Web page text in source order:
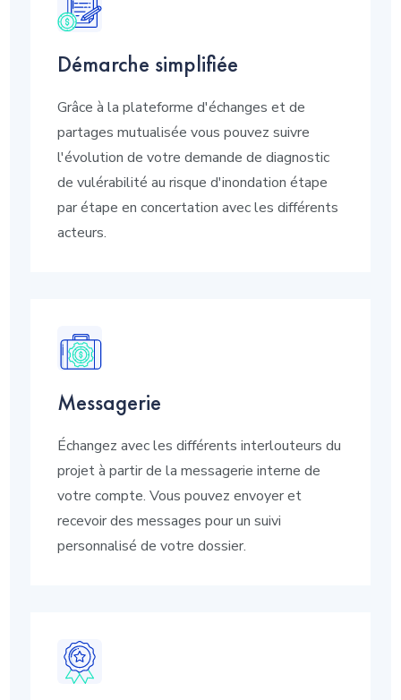
Démarche simplifiée
Grâce à la plateforme d'échanges et de
partages mutualisée vous pouvez suivre
l'évolution de votre demande de diagnostic
de vulérabilité au risque d'inondation étape
par étape en concertation avec les différents
acteurs.
Messagerie
Échangez avec les différents interlouteurs du
projet à partir de la messagerie interne de
votre compte. Vous pouvez envoyer et
recevoir des messages pour un suivi
personnalisé de votre dossier.